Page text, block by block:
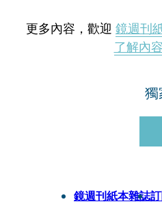
更多內容，歡迎 鏡週刊
了解內
獨
鏡週刊紙本雜誌